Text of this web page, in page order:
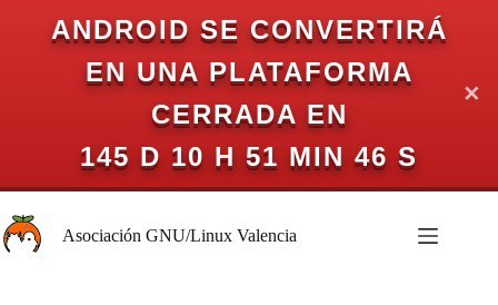
ANDROID SE CONVERTIRÁ
EN UNA PLATAFORMA
CERRADA EN
145 D 10 H 51 MIN 45 S
✕
al
contenidoAsociación GNU/Linux Valencia